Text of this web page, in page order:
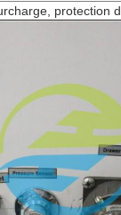
protection